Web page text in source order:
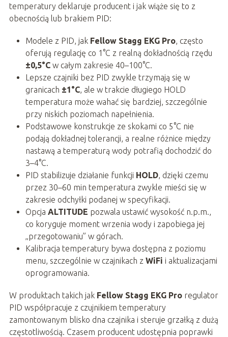
temperatury deklaruje producent i jak wiąże się to z
obecnością lub brakiem PID:
Modele z PID, jak Fellow Stagg EKG Pro, często
oferują regulację co 1°C z realną dokładnością rzędu
±0,5°Cw całym zakresie 40–100°C.
Lepsze czajniki bez PID zwykle trzymają się w
granicach ±1°C, ale w trakcie długiego HOLD
temperatura może wahać się bardziej, szczególnie
przy niskich poziomach napełnienia.
Podstawowe konstrukcje ze skokami co 5°C nie
podają dokładnej tolerancji, a realne różnice między
nastawą a temperaturą wody potrafią dochodzić do
3–4°C.
PID stabilizuje działanie funkcji HOLD, dzięki czemu
przez 30–60 min temperatura zwykle mieści się w
zakresie odchyłki podanej w specyfikacji.
Opcja ALTITUDE pozwala ustawić wysokość n.p.m.,
co koryguje moment wrzenia wody i zapobiega jej
„przegotowaniu” w górach.
Kalibracja temperatury bywa dostępna z poziomu
menu, szczególnie w czajnikach z WiFi i aktualizacjami
oprogramowania.
W produktach takich jak Fellow Stagg EKG Proregulator
PID współpracuje z czujnikiem temperatury
zamontowanym blisko dna czajnika i steruje grzałką z dużą
częstotliwością. Czasem producent udostępnia poprawki